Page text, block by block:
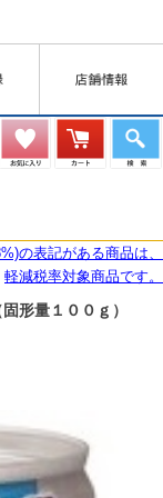
の表記がある商品は、
軽減税率対象商品です。
量１００ｇ）